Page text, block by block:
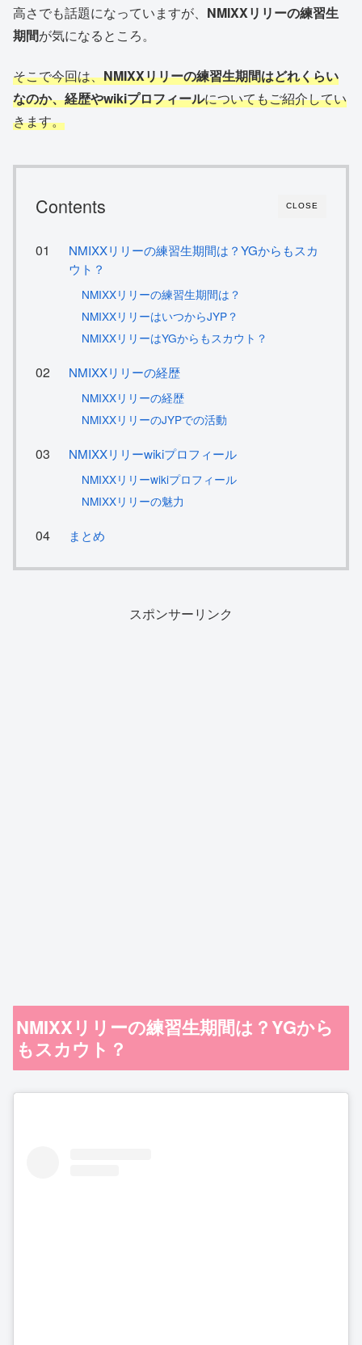
高さでも話題になっていますが、 NMIXXリリーの練習生
期間が気になるところ。
そこで今回は、NMIXXリリーの練習生期間はどれくらい
なのか、経歴やwikiプロフィールについてもご紹介してい
きます。
CLOSE
Contents
NMIXXリリーの練習生期間は？YGからもスカ
ウト？
NMIXXリリーの練習生期間は？
NMIXXリリーはいつからJYP？
NMIXXリリーはYGからもスカウト？
NMIXXリリーの経歴
NMIXXリリーの経歴
NMIXXリリーのJYPでの活動
NMIXXリリーwikiプロフィール
NMIXXリリーwikiプロフィール
NMIXXリリーの魅力
まとめ
スポンサーリンク
NMIXXリリーの練習生期間は？YGから
もスカウト？